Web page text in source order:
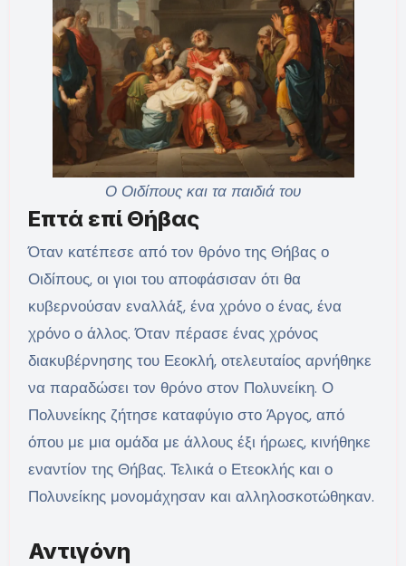
Ο Οιδίπους και τα παιδιά του
Επτά επί Θήβας
Όταν κατέπεσε από τον θρόνο της Θήβας ο
Οιδίπους, οι γιοι του αποφάσισαν ότι θα
κυβερνούσαν εναλλάξ, ένα χρόνο ο ένας, ένα
χρόνο ο άλλος. Όταν πέρασε ένας χρόνος
διακυβέρνησης του Εεοκλή, οτελευταίος αρνήθηκε
να παραδώσει τον θρόνο στον Πολυνείκη. Ο
Πολυνείκης ζήτησε καταφύγιο στο Άργος, από
όπου με μια ομάδα με άλλους έξι ήρωες, κινήθηκε
εναντίον της Θήβας. Τελικά ο Ετεοκλής και ο
Πολυνείκης μονομάχησαν και αλληλοσκοτώθηκαν.
Αντιγόνη